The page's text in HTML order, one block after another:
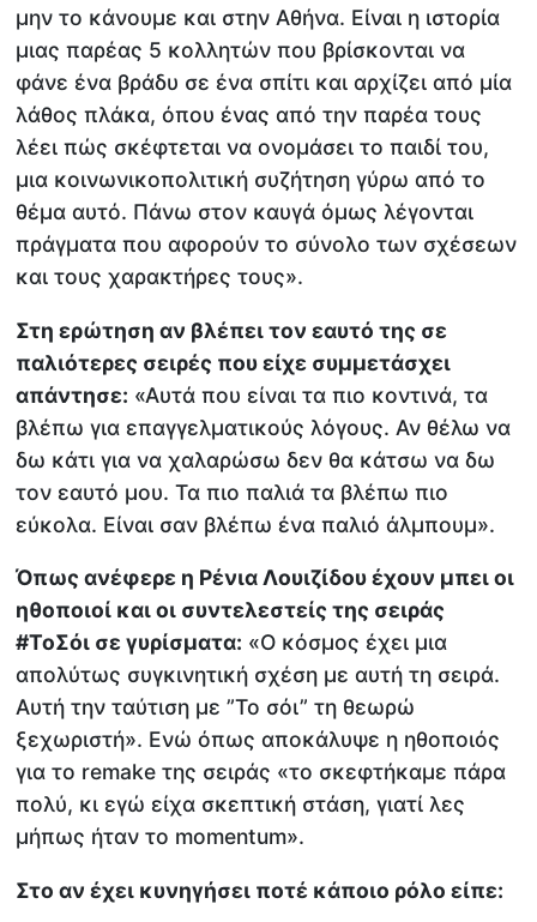
μην το κάνουμε και στην Αθήνα. Είναι η ιστορία
μιας παρέας 5 κολλητών που βρίσκονται να
φάνε ένα βράδυ σε ένα σπίτι και αρχίζει από μία
λάθος πλάκα, όπου ένας από την παρέα τους
λέει πώς σκέφτεται να ονομάσει το παιδί του,
μια κοινωνικοπολιτική συζήτηση γύρω από το
θέμα αυτό. Πάνω στον καυγά όμως λέγονται
πράγματα που αφορούν το σύνολο των σχέσεων
και τους χαρακτήρες τους».
Στη ερώτηση αν βλέπει τον εαυτό της σε
παλιότερες σειρές που είχε συμμετάσχει
απάντησε: «Αυτά που είναι τα πιο κοντινά, τα
βλέπω για επαγγελματικούς λόγους. Αν θέλω να
δω κάτι για να χαλαρώσω δεν θα κάτσω να δω
τον εαυτό μου. Τα πιο παλιά τα βλέπω πιο
εύκολα. Είναι σαν βλέπω ένα παλιό άλμπουμ».
Όπως ανέφερε η Ρένια Λουιζίδου έχουν μπει οι
ηθοποιοί και οι συντελεστείς της σειράς
#ΤοΣόι σε γυρίσματα: «Ο κόσμος έχει μια
απολύτως συγκινητική σχέση με αυτή τη σειρά.
Αυτή την ταύτιση με ”Το σόι” τη θεωρώ
ξεχωριστή». Ενώ όπως αποκάλυψε η ηθοποιός
για το remake της σειράς «το σκεφτήκαμε πάρα
πολύ, κι εγώ είχα σκεπτική στάση, γιατί λες
μήπως ήταν το momentum».
Στο αν έχει κυνηγήσει ποτέ κάποιο ρόλο είπε: